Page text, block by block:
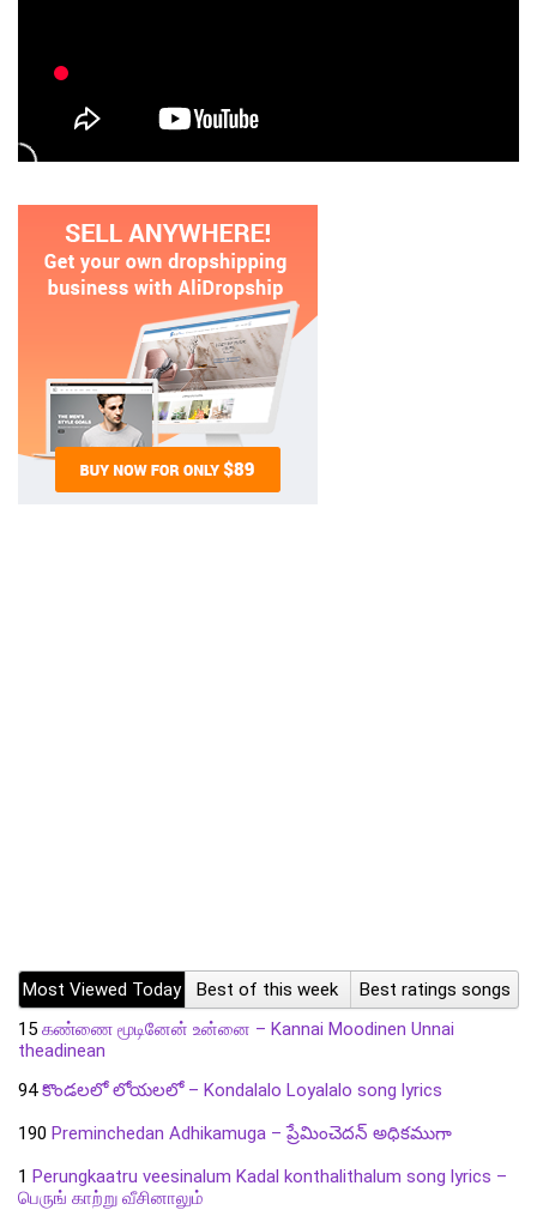
Most Viewed Today Best of this week
Best ratings songs
15 கண்ணை மூடினேன் உன்னை – Kannai Moodinen Unnai
theadinean
94 కొండలలో లోయలలో – Kondalalo Loyalalo song lyrics
190 Preminchedan Adhikamuga – ప్రేమించెదన్ అధికముగా
1 Perungkaatru veesinalum Kadal konthalithalum song lyrics –
பெருங் காற்று வீசினாலும்